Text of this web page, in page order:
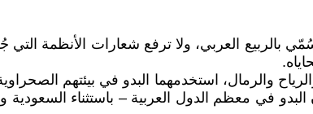
بالربيع العربي، ولا ترفع شعارات الأنظمة
والرمال، استخدمهما البدو في بيئتهم
في معظم الدول العربية – باستثناء السعودية